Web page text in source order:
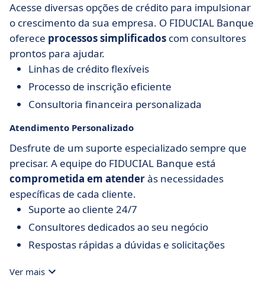
Acesse diversas opções de crédito para impulsionar
o crescimento da sua empresa. O FIDUCIAL Banque
oferece processos simplificados com consultores
prontos para ajudar.
Linhas de crédito flexíveis
Processo de inscrição eficiente
Consultoria financeira personalizada
Atendimento Personalizado
Desfrute de um suporte especializado sempre que
precisar. A equipe do FIDUCIAL Banque está
comprometida em atenderàs necessidades
específicas de cada cliente.
Suporte ao cliente 24/7
Consultores dedicados ao seu negócio
Respostas rápidas a dúvidas e solicitações
Ver mais